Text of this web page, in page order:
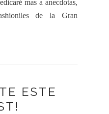
mas a anecdotas,
de la Gran
ESTE